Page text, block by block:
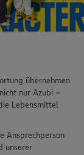
übernehmen
nur Azubi –
Lebensmittel
Ansprechperson
unserer